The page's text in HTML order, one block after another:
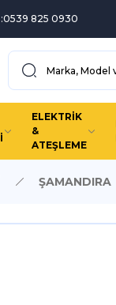
0539 825 0930
ELEKTRİK
&
ATEŞLEME
ŞAMANDIRA